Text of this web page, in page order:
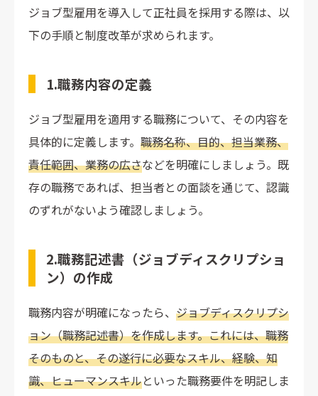
ジョブ型雇用を導入して正社員を採用する際は、以
下の手順と制度改革が求められます。
1.職務内容の定義
ジョブ型雇用を適用する職務について、その内容を
具体的に定義します。 職務名称、目的、担当業務、
責任範囲、業務の広さなどを明確にしましょう。既
存の職務であれば、担当者との面談を通じて、認識
のずれがないよう確認しましょう。
2.職務記述書（ジョブディスクリプショ
ン）の作成
職務内容が明確になったら、 ジョブディスクリプシ
ョン（職務記述書）を作成します。これには、職務
そのものと、その遂行に必要なスキル、経験、知
識、ヒューマンスキルといった職務要件を明記しま